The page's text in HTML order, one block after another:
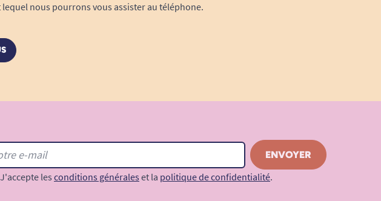
nous pourrons vous assister au téléphone.
J'accepte les conditions générales et la politique de confidentialité.